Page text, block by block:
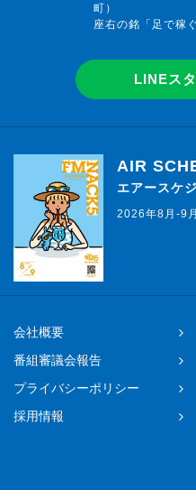
町）
座右の銘「足で稼ぐ
LINEス
AIR
エアースケ
2026年8月-9
会社概要
番組審議会報告
プライバシーポリシー
採用情報